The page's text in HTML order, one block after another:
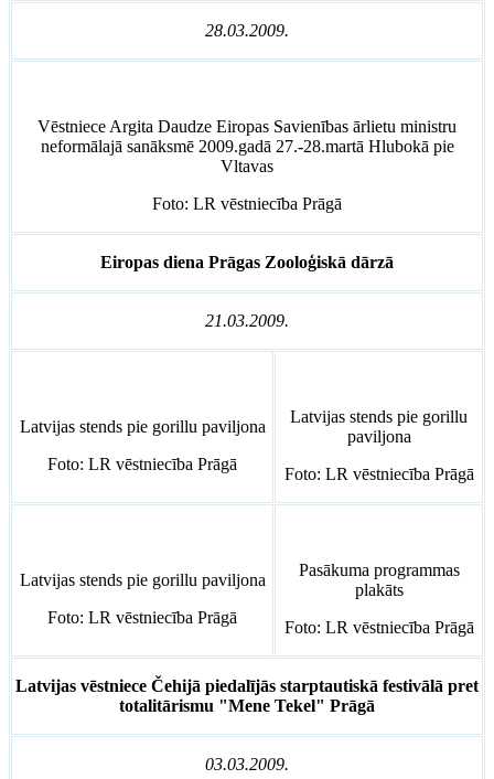
28.03.2009.
Vēstniece Argita Daudze Eiropas Savienības ārlietu ministru
neformālajā sanāksmē 2009.gadā 27.-28.martā Hlubokā pie
Vltavas
Foto: LR vēstniecība Prāgā
Eiropas diena Prāgas Zooloģiskā dārzā
21.03.2009.
Latvijas stends pie gorillu paviljona
Foto: LR vēstniecība Prāgā
Latvijas stends pie gorillu
paviljona
Foto: LR vēstniecība Prāgā
Latvijas stends pie gorillu paviljona
Foto: LR vēstniecība Prāgā
Pasākuma programmas
plakāts
Foto: LR vēstniecība Prāgā
Latvijas vēstniece Čehijā piedalījās starptautiskā festivālā pret
totalitārismu "Mene Tekel" Prāgā
03.03.2009.